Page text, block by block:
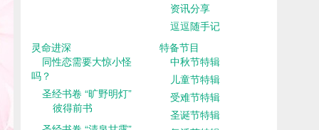
资讯分享
逗逗随手记
灵命进深
同性恋需要大惊小怪
吗？
圣经书卷 “旷野明灯”
彼得前书
特备节目
中秋节特辑
儿童节特辑
受难节特辑
圣诞节特辑